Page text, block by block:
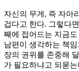
자신의 무게, 즉 자아
겁다고 한다. 그렇다
째에 접어드는 지금
남편이 생각하는 책
장의 권위를 존중해
가 필요하냐고 되묻는